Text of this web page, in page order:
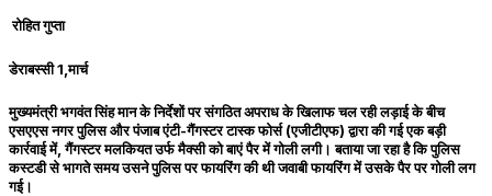
रोहित गुप्ता
डेराबस्सी 1,मार्च
मुख्यमंत्री भगवंत सिंह मान के निर्देशों पर संगठित अपराध के खिलाफ चल रही लड़ाई के बीच
एसएएस नगर पुलिस और पंजाब एंटी-गैंगस्टर टास्क फोर्स (एजीटीएफ) द्वारा की गई एक बड़ी
कार्रवाई में, गैंगस्टर मलकियत उर्फ मैक्सी को बाएं पैर में गोली लगी। बताया जा रहा है कि पुलिस
कस्टडी से भागते समय उसने पुलिस पर फायरिंग की थी जवाबी फायरिंग में उसके पैर पर गोली लग
गई।